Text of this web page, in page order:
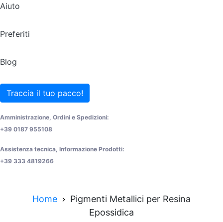
Aiuto
Preferiti
Blog
Traccia il tuo pacco!
Amministrazione, Ordini e Spedizioni:
+39 0187 955108
Assistenza tecnica, Informazione Prodotti:
+39 333 4819266
Home
Pigmenti Metallici per Resina
Epossidica